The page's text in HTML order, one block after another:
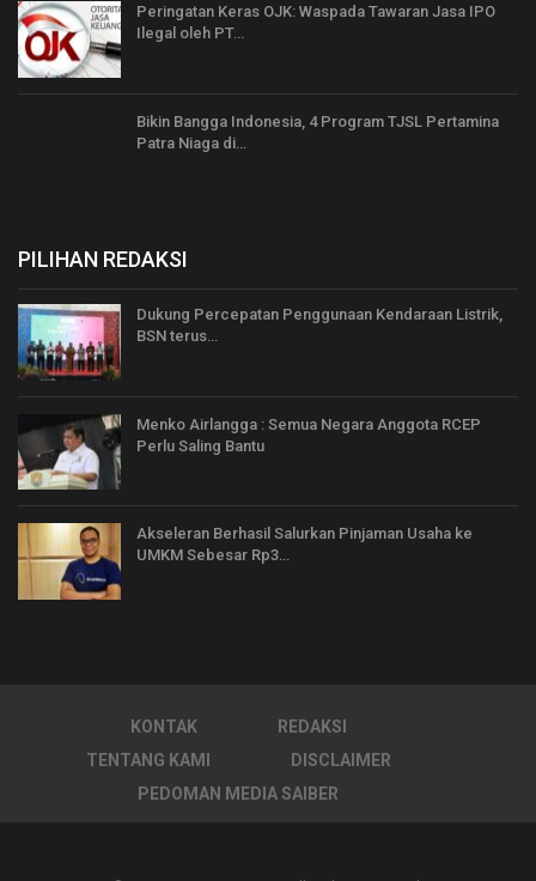
Peringatan Keras OJK: Waspada Tawaran Jasa IPO
Ilegal oleh PT…
Bikin Bangga Indonesia, 4 Program TJSL Pertamina
Patra Niaga di…
PILIHAN REDAKSI
Dukung Percepatan Penggunaan Kendaraan Listrik,
BSN terus…
Menko Airlangga : Semua Negara Anggota RCEP
Perlu Saling Bantu
Akseleran Berhasil Salurkan Pinjaman Usaha ke
UMKM Sebesar Rp3…
KONTAK
REDAKSI
TENTANG KAMI
DISCLAIMER
PEDOMAN MEDIA SAIBER